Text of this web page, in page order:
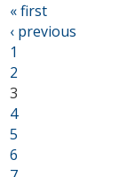
« first
‹ previous
1
2
3
4
5
6